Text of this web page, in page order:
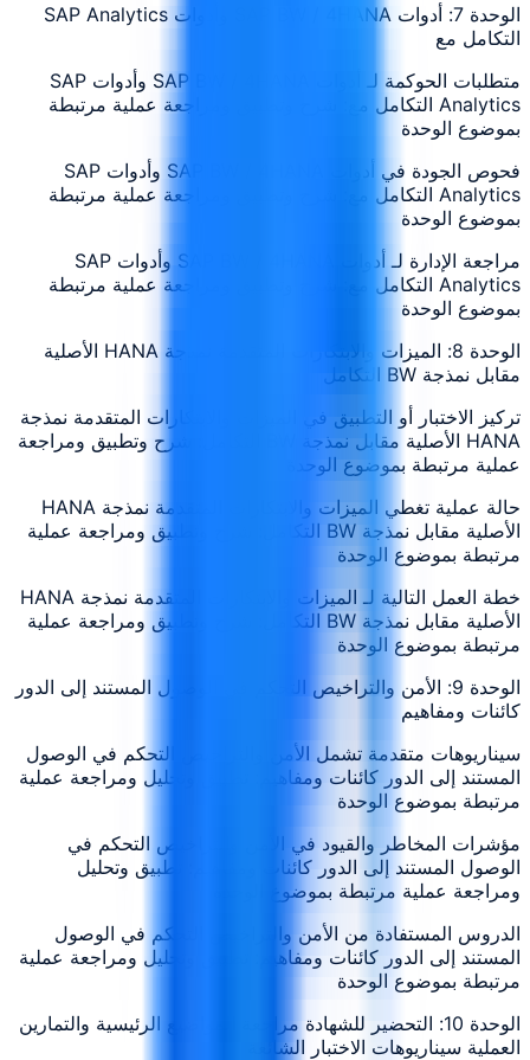
الوحدة 7: أدوات SAP BW / 4HANA وأدوات SAP Analytics
التكامل مع
متطلبات الحوكمة لـ أدوات SAP BW / 4HANA وأدوات SAP
Analytics التكامل مع: شرح وتطبيق ومراجعة عملية مرتبطة
بموضوع الوحدة
فحوص الجودة في أدوات SAP BW / 4HANA وأدوات SAP
Analytics التكامل مع: شرح وتطبيق ومراجعة عملية مرتبطة
بموضوع الوحدة
مراجعة الإدارة لـ أدوات SAP BW / 4HANA وأدوات SAP
Analytics التكامل مع: شرح وتطبيق ومراجعة عملية مرتبطة
بموضوع الوحدة
الوحدة 8: الميزات والابتكارات المتقدمة نمذجة HANA الأصلية
مقابل نمذجة BW التكامل
تركيز الاختبار أو التطبيق في الميزات والابتكارات المتقدمة نمذجة
HANA الأصلية مقابل نمذجة BW التكامل: شرح وتطبيق ومراجعة
عملية مرتبطة بموضوع الوحدة
حالة عملية تغطي الميزات والابتكارات المتقدمة نمذجة HANA
الأصلية مقابل نمذجة BW التكامل: شرح وتطبيق ومراجعة عملية
مرتبطة بموضوع الوحدة
خطة العمل التالية لـ الميزات والابتكارات المتقدمة نمذجة HANA
الأصلية مقابل نمذجة BW التكامل: شرح وتطبيق ومراجعة عملية
مرتبطة بموضوع الوحدة
الوحدة 9: الأمن والتراخيص التحكم في الوصول المستند إلى الدور
كائنات ومفاهيم
سيناريوهات متقدمة تشمل الأمن والتراخيص التحكم في الوصول
المستند إلى الدور كائنات ومفاهيم: تطبيق وتحليل ومراجعة عملية
مرتبطة بموضوع الوحدة
مؤشرات المخاطر والقيود في الأمن والتراخيص التحكم في
الوصول المستند إلى الدور كائنات ومفاهيم: تطبيق وتحليل
ومراجعة عملية مرتبطة بموضوع الوحدة
الدروس المستفادة من الأمن والتراخيص التحكم في الوصول
المستند إلى الدور كائنات ومفاهيم: تطبيق وتحليل ومراجعة عملية
مرتبطة بموضوع الوحدة
الوحدة 10: التحضير للشهادة مراجعة المواضيع الرئيسية والتمارين
العملية سيناريوهات الاختبار الشائعة